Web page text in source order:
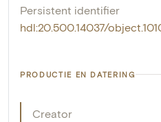
Persistent identifier
hdl:20.500.14037/
PRODUCTIE EN DATERING
Creator